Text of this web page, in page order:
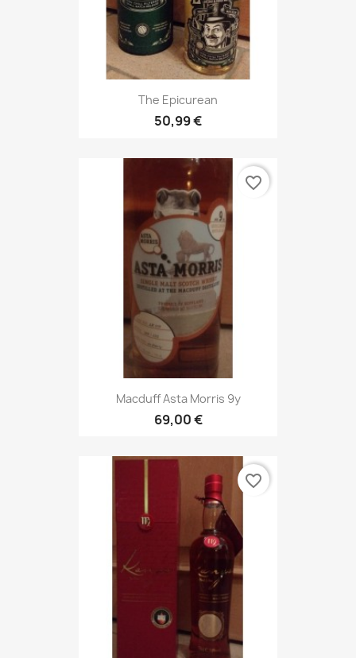
The Epicurean
50,99 €
Macduff Asta Morris 9y
69,00 €
favorite_border
favorite_border